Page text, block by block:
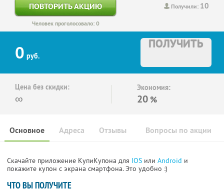
Получили: 10
ПОВТОРИТЬ АКЦИЮ
Человек проголосовало: 0
0 руб.
ПОЛУЧИТЬ
Цена без скидки:
∞
Экономия:
20 %
Основное Отзывы Вопросы по акции
Адреса
Скачайте приложение КупиКупона для IOS или Android и
покажите купон с экрана смартфона. Это удобно :)
ЧТО ВЫ ПОЛУЧИТЕ